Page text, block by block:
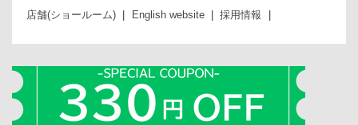
店舗(ショールーム) English website 採用情報